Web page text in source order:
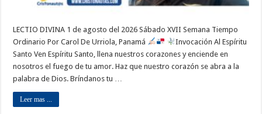
LECTIO DIVINA 1 de agosto del 2026 Sábado XVII Semana Tiempo
Ordinario Por Carol De Urriola, Panamá
Invocación Al Espíritu
Santo Ven Espíritu Santo, llena nuestros corazones y enciende en
nosotros el fuego de tu amor. Haz que nuestro corazón se abra a la
palabra de Dios. Bríndanos tu …
Leer mas ...